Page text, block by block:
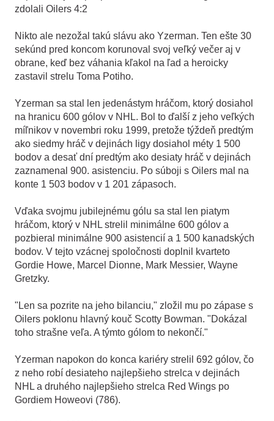
zdolali Oilers 4:2
Nikto ale nezožal takú slávu ako Yzerman. Ten ešte 30
sekúnd pred koncom korunoval svoj veľký večer aj v
obrane, keď bez váhania kľakol na ľad a heroicky
zastavil strelu Toma Potiho.
Yzerman sa stal len jedenástym hráčom, ktorý dosiahol
na hranicu 600 gólov v NHL. Bol to ďalší z jeho veľkých
míľnikov v novembri roku 1999, pretože týždeň predtým
ako siedmy hráč v dejinách ligy dosiahol méty 1 500
bodov a desať dní predtým ako desiaty hráč v dejinách
zaznamenal 900. asistenciu. Po súboji s Oilers mal na
konte 1 503 bodov v 1 201 zápasoch.
Vďaka svojmu jubilejnému gólu sa stal len piatym
hráčom, ktorý v NHL strelil minimálne 600 gólov a
pozbieral minimálne 900 asistencií a 1 500 kanadských
bodov. V tejto vzácnej spoločnosti doplnil kvarteto
Gordie Howe, Marcel Dionne, Mark Messier, Wayne
Gretzky.
"Len sa pozrite na jeho bilanciu," zložil mu po zápase s
Oilers poklonu hlavný kouč Scotty Bowman. "Dokázal
toho strašne veľa. A týmto gólom to nekončí."
Yzerman napokon do konca kariéry strelil 692 gólov, čo
z neho robí desiateho najlepšieho strelca v dejinách
NHL a druhého najlepšieho strelca Red Wings po
Gordiem Howeovi (786).